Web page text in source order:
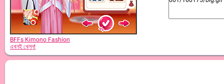
BFFs Kimono Fashion
এখনই খেলুন!